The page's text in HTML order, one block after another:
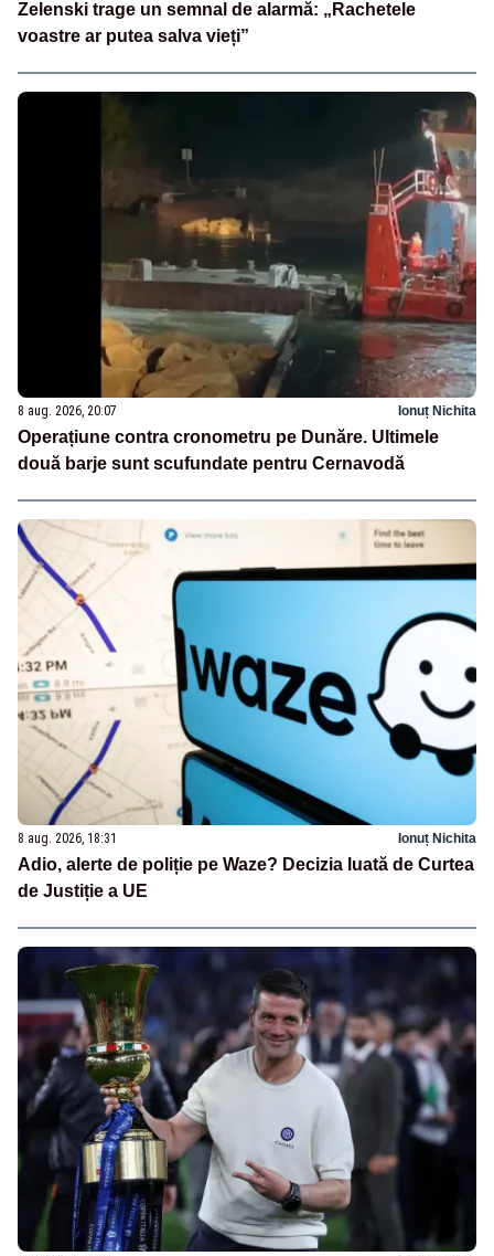
Zelenski trage un semnal de alarmă: „Rachetele
voastre ar putea salva vieți”
8 aug. 2026, 20:07 Ionuț Nichita
Operațiune contra cronometru pe Dunăre. Ultimele
două barje sunt scufundate pentru Cernavodă
8 aug. 2026, 18:31 Ionuț Nichita
Adio, alerte de poliție pe Waze? Decizia luată de Curtea
de Justiție a UE